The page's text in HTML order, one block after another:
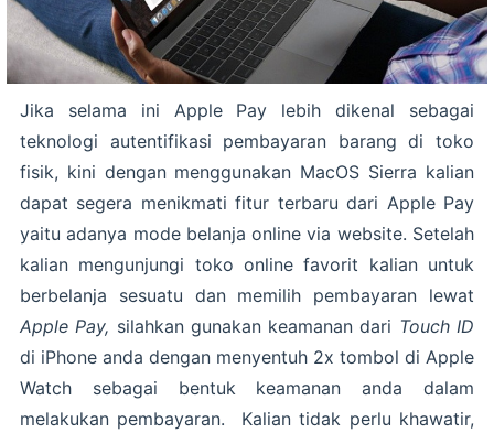
Jika selama ini Apple Pay lebih dikenal sebagai
teknologi autentifikasi pembayaran barang di toko
fisik, kini dengan menggunakan MacOS Sierra kalian
dapat segera menikmati fitur terbaru dari Apple Pay
yaitu adanya mode belanja online via website. Setelah
kalian mengunjungi toko online favorit kalian untuk
berbelanja sesuatu dan memilih pembayaran lewat
Apple Pay, silahkan gunakan keamanan dari Touch ID
di iPhone anda dengan menyentuh 2x tombol di Apple
Watch sebagai bentuk keamanan anda dalam
melakukan pembayaran. Kalian tidak perlu khawatir,